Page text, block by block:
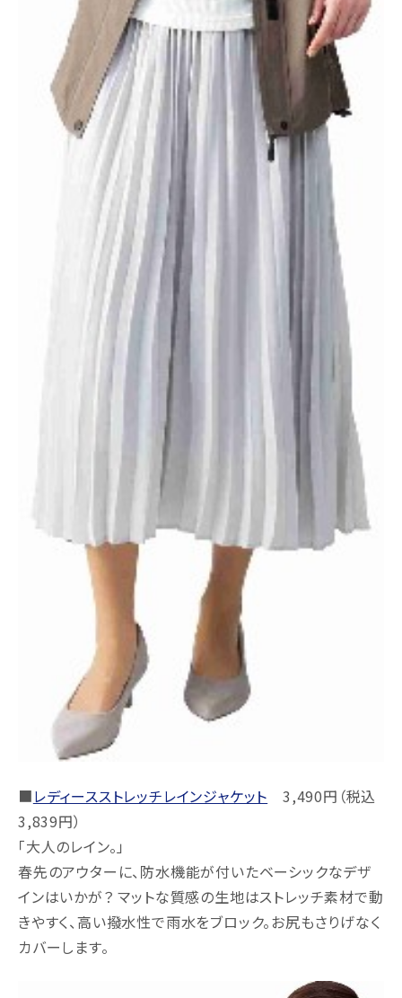
■レディースストレッチレインジャケット 3,490円（税込
3,839円）
「大人のレイン。」
春先のアウターに、防水機能が付いたベーシックなデザ
インはいかが？ マットな質感の生地はストレッチ素材で動
きやすく、高い撥水性で雨水をブロック。お尻もさりげなく
カバーします。